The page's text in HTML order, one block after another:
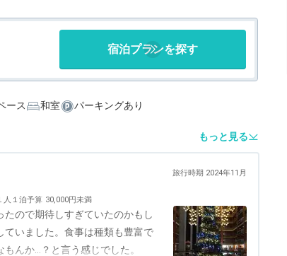
宿泊プランを探す
ース 和室
パーキングあり
もっと見る
旅行時期 2024年11月
人１泊予算 30,000円未満
ので期待しすぎていたのかもし
いました。食事は種類も豊富で
んか…？と言う感じでした。